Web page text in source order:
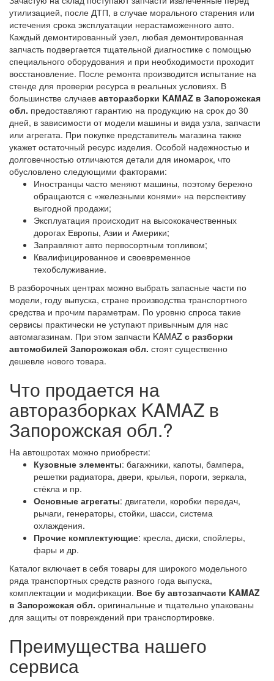
утилизацией, после ДТП, в случае морального старения или
истечения срока эксплуатации нерастаможенного авто.
Каждый демонтированный узел, любая демонтированная
запчасть подвергается тщательной диагностике с помощью
специального оборудования и при необходимости проходит
восстановление. После ремонта производится испытание на
стенде для проверки ресурса в реальных условиях. В
большинстве случаев авторазборки KAMAZ в Запорожская
обл. предоставляют гарантию на продукцию на срок до 30
дней, в зависимости от модели машины и вида узла, запчасти
или агрегата. При покупке представитель магазина также
укажет остаточный ресурс изделия. Особой надежностью и
долговечностью отличаются детали для иномарок, что
обусловлено следующими факторами:
Иностранцы часто меняют машины, поэтому бережно
обращаются с «железными конями» на перспективу
выгодной продажи;
Эксплуатация происходит на высококачественных
дорогах Европы, Азии и Америки;
Заправляют авто первосортным топливом;
Квалифицированное и своевременное
техобслуживание.
В разборочных центрах можно выбрать запасные части по
модели, году выпуска, стране производства транспортного
средства и прочим параметрам. По уровню спроса такие
сервисы практически не уступают привычным для нас
автомагазинам. При этом запчасти KAMAZ с разборки
автомобилей Запорожская обл. стоят существенно
дешевле нового товара.
Что продается на
авторазборках KAMAZ в
Запорожская обл.?
На автошротах можно приобрести:
Кузовные элементы: багажники, капоты, бампера,
решетки радиатора, двери, крылья, пороги, зеркала,
стёкла и пр.
Основные агрегаты: двигатели, коробки передач,
рычаги, генераторы, стойки, шасси, система
охлаждения.
Прочие комплектующие: кресла, диски, спойлеры,
фары и др.
Каталог включает в себя товары для широкого модельного
ряда транспортных средств разного года выпуска,
комплектации и модификации. Все бу автозапчасти KAMAZ
в Запорожская обл. оригинальные и тщательно упакованы
для защиты от повреждений при транспортировке.
Преимущества нашего
сервиса